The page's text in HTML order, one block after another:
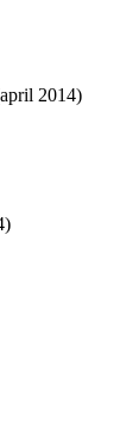
2014)